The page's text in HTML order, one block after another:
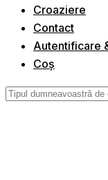
Croaziere
Contact
Autentificare
Coș